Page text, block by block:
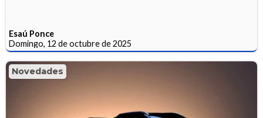
Esaú Ponce
Domingo, 12 de octubre de 2025
Novedades